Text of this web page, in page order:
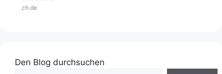
ch.de
Den Blog durchsuchen